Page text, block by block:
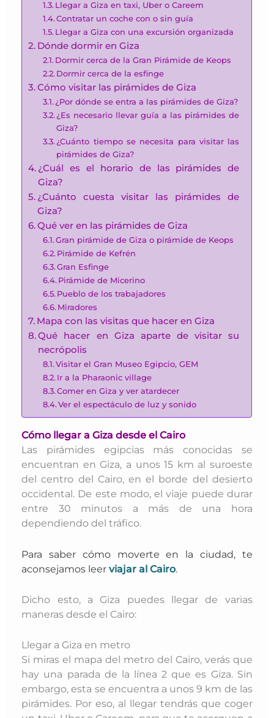
Llegar a Giza en taxi, Uber o Careem
Contratar un coche con o sin guía
Llegar a Giza con una excursión organizada
Dónde dormir en Giza
Dormir cerca de la Gran Pirámide de Keops
Dormir cerca de la esfinge
Cómo visitar las pirámides de Giza
¿Por dónde se entra a las pirámides de Giza?
¿Es necesario llevar guía a las pirámides de
Giza?
¿Cuánto tiempo se necesita para visitar las
pirámides de Giza?
¿Cuál es el horario de las pirámides de
Giza?
¿Cuánto cuesta visitar las pirámides de
Giza?
Qué ver en las pirámides de Giza
Gran pirámide de Giza o pirámide de Keops
Pirámide de Kefrén
Gran Esfinge
Pirámide de Micerino
Pueblo de los trabajadores
Miradores
Mapa con las visitas que hacer en Giza
Qué hacer en Giza aparte de visitar su
necrópolis
Visitar el Gran Museo Egipcio, GEM
Ir a la Pharaonic village
Comer en Giza y ver atardecer
Ver el espectáculo de luz y sonido
Cómo llegar a Giza desde el Cairo
Las pirámides egipcias más conocidas se
encuentran en Giza, a unos 15 km al suroeste
del centro del Cairo, en el borde del desierto
occidental. De este modo, el viaje puede durar
entre 30 minutos a más de una hora
dependiendo del tráfico.
Para saber cómo moverte en la ciudad, te
aconsejamos leerviajar al Cairo.
Dicho esto, a Giza puedes llegar de varias
maneras desde el Cairo:
Llegar a Giza en metro
Si miras el mapa del metro del Cairo, verás que
hay una parada de la línea 2 que es Giza. Sin
embargo, esta se encuentra a unos 9 km de las
pirámides. Por eso, al llegar tendrás que coger